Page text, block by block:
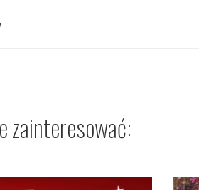
zainteresować: